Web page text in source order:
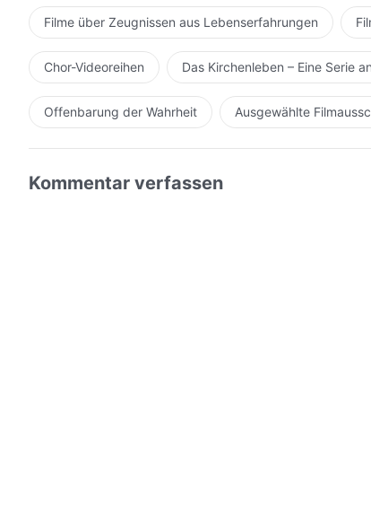
Filme über Zeugnissen aus Lebenserfahrungen
Chor-Videoreihen Das Kirchenleben – Eine Serie
Offenbarung der Wahrheit Ausgewählte
Kommentar verfassen